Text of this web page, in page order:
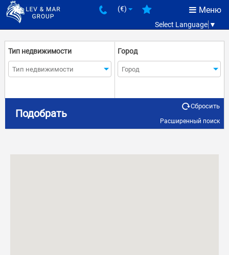
Меню
(€)
Select Language ▼
Тип недвижимости Город
Количество комнат
€ – €
Подобрать
Сбросить
Расширенный поиск